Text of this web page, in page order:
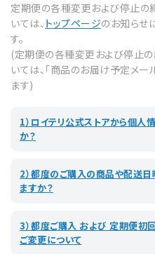
定期便の各種変更および停止の
いては、 トップページのお知らせ
す。
(定期便の各種変更および停止
いては、「商品のお届け予定メ
ます)
1）ロイテリ公式ストアから個人
か？
2）都度のご購入の商品や配送
ますか？
3）都度ご購入 および 定期便初
ご変更について